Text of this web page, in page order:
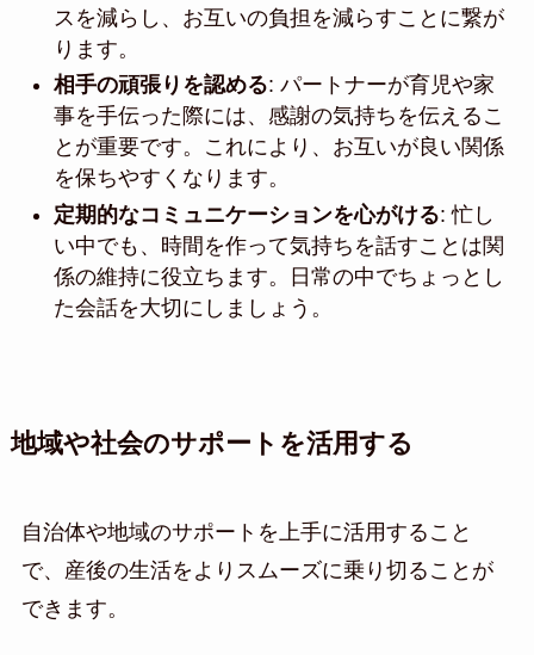
スを減らし、お互いの負担を減らすことに繋が
ります。
相手の頑張りを認める: パートナーが育児や家
事を手伝った際には、感謝の気持ちを伝えるこ
とが重要です。これにより、お互いが良い関係
を保ちやすくなります。
定期的なコミュニケーションを心がける: 忙し
い中でも、時間を作って気持ちを話すことは関
係の維持に役立ちます。日常の中でちょっとし
た会話を大切にしましょう。
地域や社会のサポートを活用する
自治体や地域のサポートを上手に活用すること
で、産後の生活をよりスムーズに乗り切ることが
できます。